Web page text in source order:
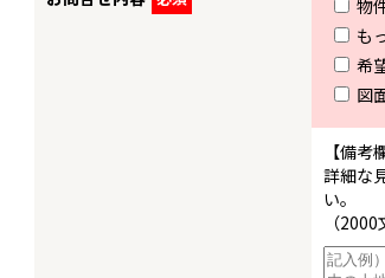
物
も
希
図
【備考
詳細な
い。
（2000